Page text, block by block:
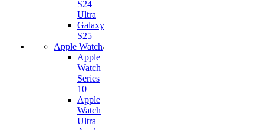
S24
Ultra
Galaxy
S25
Apple Watch
Apple
Watch
Series
10
Apple
Watch
Ultra